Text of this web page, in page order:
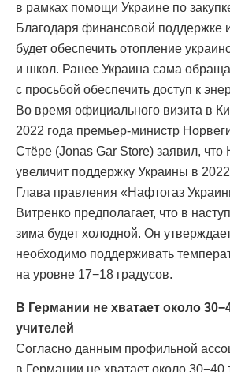
в рамках помощи Украине по
Благодаря финансовой поддержке
будет обеспечить отопление
и школ. Ранее Украина сама
с просьбой обеспечить доступ к
Во время официального визита в
2022 года премьер-министр
Стёре (Jonas Gar Store) заявил, что
увеличит поддержку Украины в
Глава правления «Нафтогаз
Витренко предполагает, что в
зима будет холодной. Он
необходимо поддерживать
на уровне 17−18 градусов.
В Германии не хватает около
учителей
Согласно данным профильной